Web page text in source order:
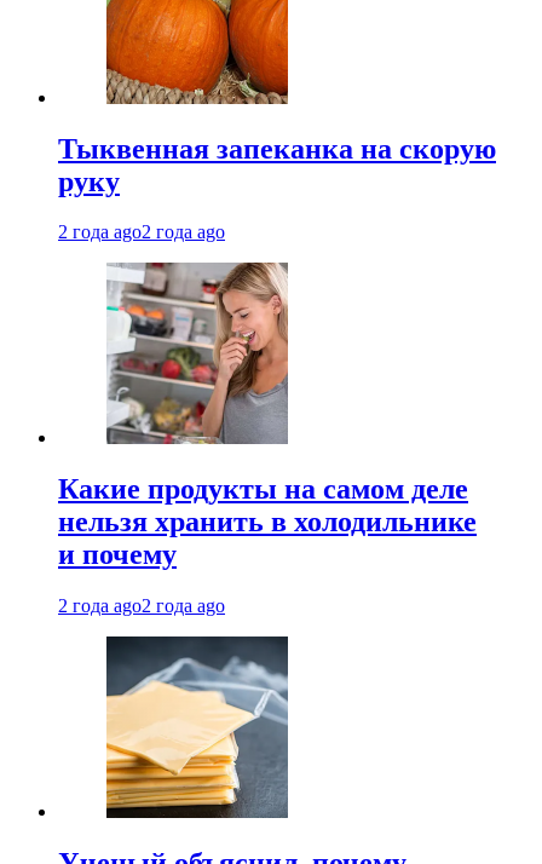
Тыквенная запеканка на скорую
руку
2 года ago2 года ago
Какие продукты на самом деле
нельзя хранить в холодильнике
и почему
2 года ago2 года ago